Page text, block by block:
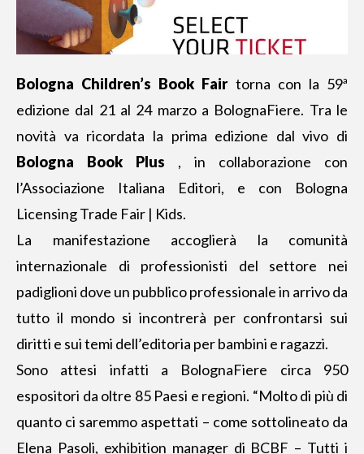
Bologna Children’s Book Fairtorna con la 59ª
edizione dal 21 al 24 marzo a BolognaFiere. Tra le
novità va ricordata la prima edizione dal vivo di
Bologna Book Plus , in collaborazione con
l’Associazione Italiana Editori, e con Bologna
Licensing Trade Fair | Kids.
La manifestazione accoglierà la comunità
internazionale di professionisti del settore nei
padiglioni dove un pubblico professionale in arrivo da
tutto il mondo si incontrerà per confrontarsi sui
diritti e sui temi dell’editoria per bambini e ragazzi.
Sono attesi infatti a BolognaFiere circa 950
espositori da oltre 85 Paesi e regioni. “Molto di più di
quanto ci saremmo aspettati – come sottolineato da
Elena Pasoli, exhibition manager di BCBF – Tutti i